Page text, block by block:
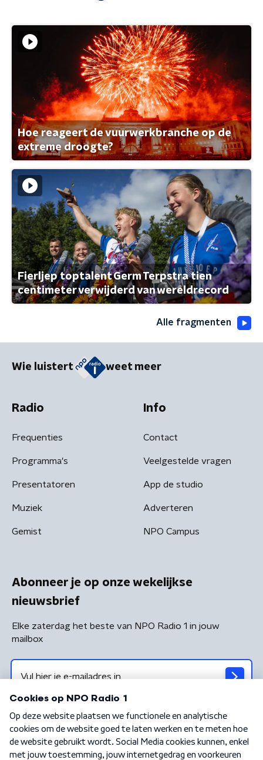
Hoe reageert de vuurwerkbranche op de
extreme droogte?
Fierljep toptalent Germ Terpstra tien
centimeter verwijderd van wereldrecord
Alle fragmenten
Wie luistert weet meer
Radio
Frequenties
Programma's
Presentatoren
Muziek
Gemist
Info
Contact
Veelgestelde vragen
App de studio
Adverteren
NPO Campus
Abonneer je op onze wekelijkse
nieuwsbrief
Elke zaterdag het beste van NPO Radio 1 in jouw
mailbox
Algemene voorwaarden